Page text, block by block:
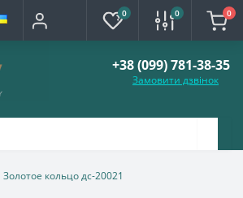
0 0 0
+38 (099) 781-38-35
Замовити дзвінок
Золотое кольцо дс-20021